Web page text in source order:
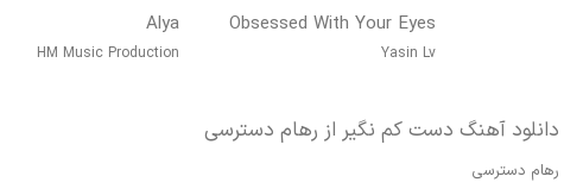
Obsessed With Your Eyes
Yasin Lv
Alya
HM Music Production
دانلود آهنگ دست کم نگیر از رهام دسترسی
رهام دسترسی